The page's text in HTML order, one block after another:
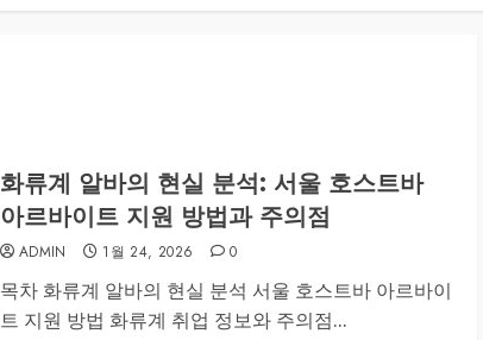
화류계 알바의 현실 분석: 서울 호스트바
아르바이트 지원 방법과 주의점
ADMIN 1월 24, 2026 0
목차 화류계 알바의 현실 분석 서울 호스트바 아르바이
트 지원 방법 화류계 취업 정보와 주의점...